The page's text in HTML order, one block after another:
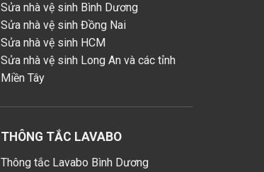
Sửa nhà vệ sinh Bình Dương
Sửa nhà vệ sinh Đồng Nai
Sửa nhà vệ sinh HCM
Sửa nhà vệ sinh Long An và các tỉnh
Miền Tây
THÔNG TẮC LAVABO
Thông tắc Lavabo Bình Dương